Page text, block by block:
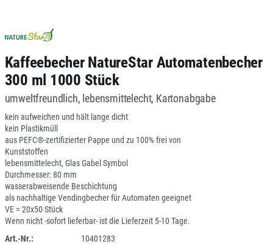
Kaffeebecher NatureStar Automatenbecher
300 ml 1000 Stück
umweltfreundlich, lebensmittelecht, Kartonabgabe
kein aufweichen und hält lange dicht
kein Plastikmüll
aus PEFC®-zertifizierter Pappe und zu 100% frei von
Kunststoffen
lebensmittelecht, Glas Gabel Symbol
Durchmesser: 80 mm
wasserabweisende Beschichtung
als nachhaltige Vendingbecher für Automaten geeignet
VE = 20x50 Stück
Wenn nicht -sofort lieferbar- ist die Lieferzeit 5-10 Tage.
Art.-Nr.:
10401283